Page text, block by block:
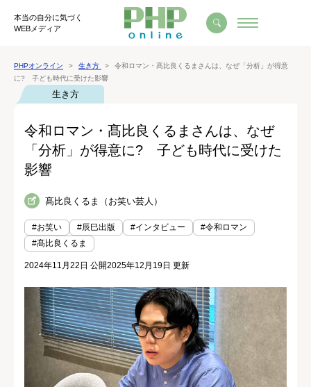
本当の自分に気づく
WEBメディア
PHPオンライン 生き方
令和ロマン・髙比良くるまさんは、なぜ「分析」が得意
に? 子ども時代に受けた影響
生き方
令和ロマン・髙比良くるまさんは、なぜ
「分析」が得意に? 子ども時代に受けた
影響
髙比良くるま（お笑い芸人）
#お笑い #辰巳出版 #インタビュー
#令和ロマン
#髙比良くるま
2024年11月22日 公開2025年12月19日 更新